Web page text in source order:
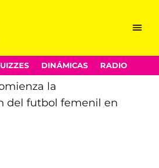
Menu
DINÁMICAS RADIO